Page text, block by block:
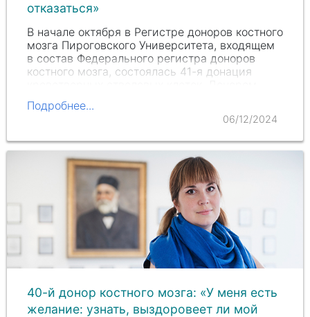
отказаться»
В начале октября в Регистре доноров костного
мозга Пироговского Университета, входящем
в состав Федерального регистра доноров
костного мозга, состоялась 41-я донация
Подробнее...
06/12/2024
40-й донор костного мозга: «У меня есть
желание: узнать, выздоровеет ли мой